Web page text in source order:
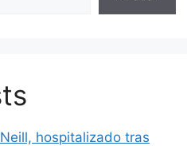
hospitalizado tras